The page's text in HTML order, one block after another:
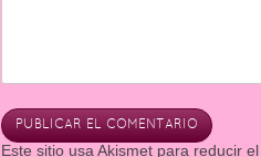
Este sitio usa Akismet para reducir